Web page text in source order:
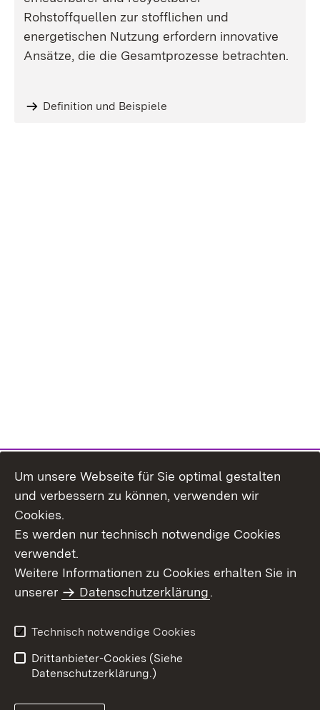
Rohstoffquellen zur stofflichen und
energetischen Nutzung erfordern innovative
Ansätze, die die Gesamtprozesse betrachten.
Definition und Beispiele
Themenübersicht
Barrierefreiheit
Um unsere Webseite für Sie optimal gestalten
und verbessern zu können, verwenden wir
Cookies.
Es werden nur technisch notwendige Cookies
verwendet.
Weitere Informationen zu Cookies erhalten Sie in
unserer
Datenschutzerklärung.
Technisch notwendige Cookies
Drittanbieter-Cookies (Siehe
Datenschutzerklärung.)